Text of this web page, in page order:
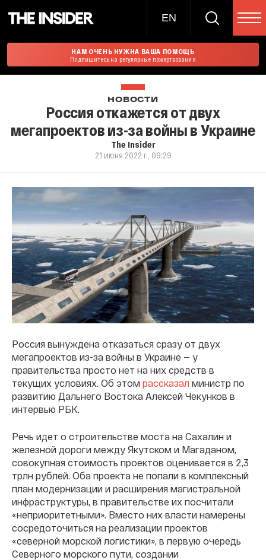
EN
НАМ ОЧЕНЬ НУЖНА ВАША ПОМОЩЬ
Подпишитесь на регулярные пожертвования
НОВОСТИ
Россия откажется от двух
мегапроектов из-за войны в Украине
The Insider
21 июня 2022 г., 09:29
Россия вынуждена отказаться сразу от двух
мегапроектов из-за войны в Украине — у
правительства просто нет на них средств в
текущих условиях. Об этом рассказал министр по
развитию Дальнего Востока Алексей Чекунков в
интервью РБК.
Речь идет о строительстве моста на Сахалин и
железной дороги между Якутском и Магаданом,
совокупная стоимость проектов оценивается в 2,3
трлн рублей. Оба проекта не попали в комплексный
план модернизации и расширения магистральной
инфраструктуры, в правительстве их посчитали
«неприоритетными». Вместо них власти намерены
сосредоточиться на реализации проектов
«северной морской логистики», в первую очередь
Северного морского пути, создании